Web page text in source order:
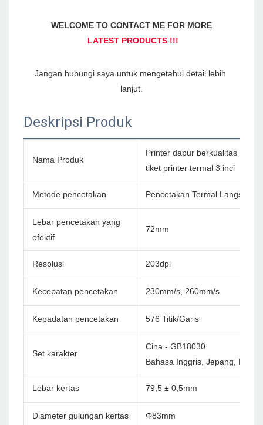
Jangan hubungi saya untuk mengetahui detail lebih
Deskripsi Produk
Nama Produk
Printer dapur berkualitas
tiket printer termal 3 inci
Metode pencetakan Pencetakan Termal Langsung
Lebar pencetakan yang
efektif
72mm
Resolusi 203dpi
Kecepatan pencetakan 230mm/s, 260mm/s
Kepadatan pencetakan 576 Titik/Garis
Set karakter
Cina - GB18030
Bahasa Inggris, Jepang,
Lebar kertas 79,5 ± 0,5mm
Diameter gulungan kertas Φ83mm